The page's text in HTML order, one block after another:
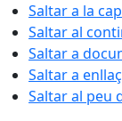
Saltar a la
Saltar al
Saltar a
Saltar a
Saltar al peu